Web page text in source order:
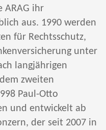
ARAG ihr
aus. 1990 werden
für Rechtsschutz,
unter
langjährigen
zweiten
Paul-Otto
und entwickelt ab
der seit 2007 in